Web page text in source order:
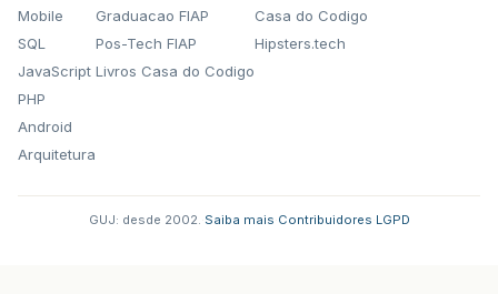
Mobile
SQL
JavaScript
PHP
Android
Arquitetura
Graduacao FIAP
Pos-Tech FIAP
Livros Casa do Codigo
Casa do Codigo
Hipsters.tech
GUJ: desde 2002. Saiba mais Contribuidores LGPD